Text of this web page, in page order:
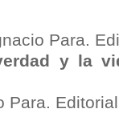
Para.
y la
Para.